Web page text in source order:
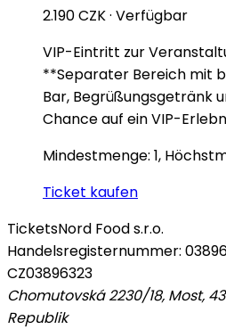
2.190 CZK· Verfügbar
VIP-Eintritt zur
**Separater Bereich mit
Bar, Begrüßungsgetränk
Chance auf ein VIP-
Mindestmenge: 1,
Ticket kaufen
TicketsNord Food s.r.o.
Handelsregisternummer:
CZ03896323
Chomutovská 2230/18, Most,
Republik